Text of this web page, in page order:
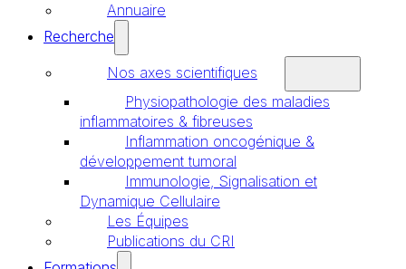
Annuaire
Recherche
Nos axes scientifiques
Physiopathologie des maladies
inflammatoires & fibreuses
Inflammation oncogénique &
développement tumoral
Immunologie, Signalisation et
Dynamique Cellulaire
Les Équipes
Publications du CRI